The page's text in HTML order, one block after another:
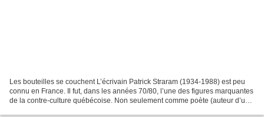
Les bouteilles se couchent L’écrivain Patrick Straram (1934-1988) est peu
connu en France. Il fut, dans les années 70/80, l’une des figures marquantes
de la contre-culture québécoise. Non seulement comme poète (auteur d’une